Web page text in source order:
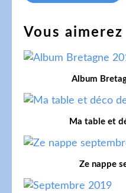
Vous aimerez
Album
Ma table et
Ze nappe